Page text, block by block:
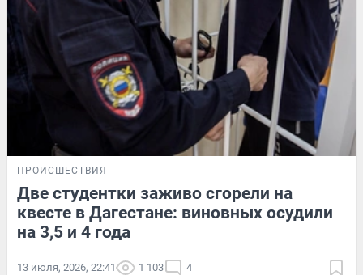
ПРОИСШЕСТВИЯ
Две студентки заживо сгорели на
квесте в Дагестане: виновных осудили
на 3,5 и 4 года
13 июля, 2026, 22:41 1 103 4